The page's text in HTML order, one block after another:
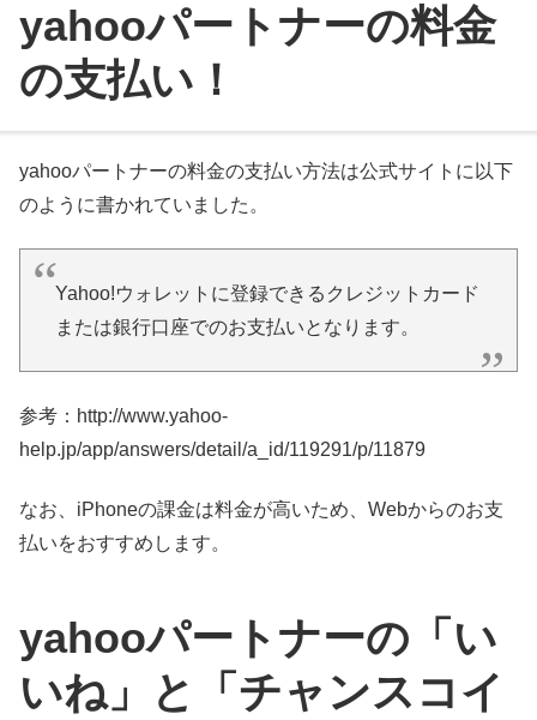
yahooパートナーの料金
の支払い！
yahooパートナーの料金の支払い方法は公式サイトに以下
のように書かれていました。
Yahoo!ウォレットに登録できるクレジットカード
または銀行口座でのお支払いとなります。
参考：http://www.yahoo-
help.jp/app/answers/detail/a_id/119291/p/11879
なお、iPhoneの課金は料金が高いため、Webからのお支
払いをおすすめします。
yahooパートナーの「い
いね」と「チャンスコイ